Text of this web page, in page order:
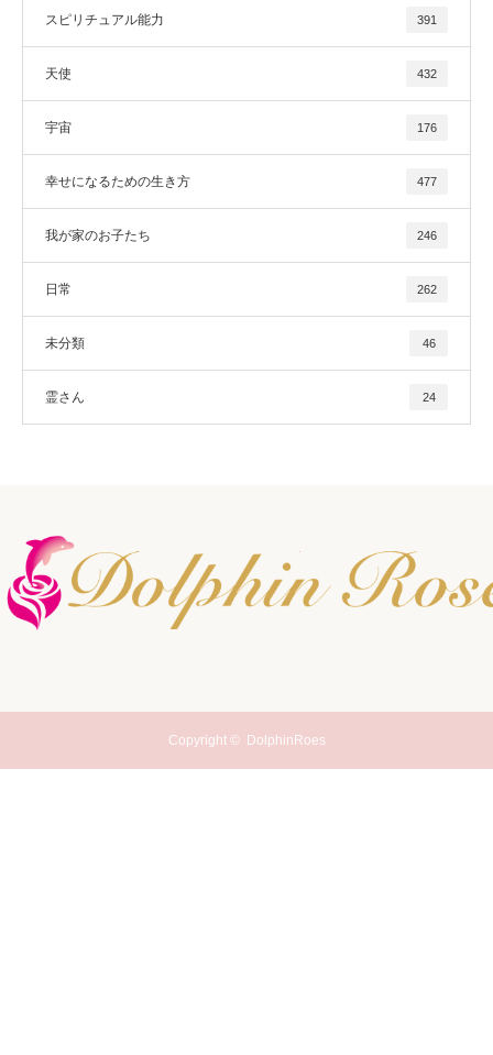
スピリチュアル能力 391
天使 432
宇宙 176
幸せになるための生き方 477
我が家のお子たち 246
日常 262
未分類 46
霊さん 24
Copyright © DolphinRoes